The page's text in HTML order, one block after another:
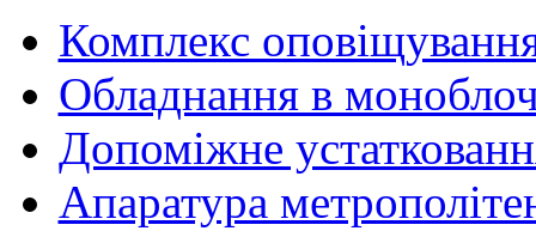
Комплекс
Обладнання в
Допоміжне
Апаратура